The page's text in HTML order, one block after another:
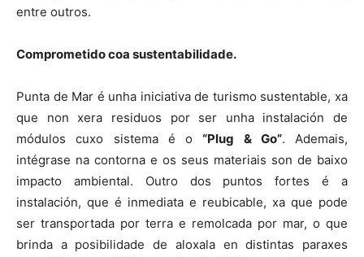
entre outros.
Comprometido coa sustentabilidade.
Punta de Mar é unha iniciativa de turismo sustentable, xa
que non xera residuos por ser unha instalación de
módulos cuxo sistema é o“Plug & Go”. Ademais,
intégrase na contorna e os seus materiais son de baixo
impacto ambiental. Outro dos puntos fortes é a
instalación, que é inmediata e reubicable, xa que pode
ser transportada por terra e remolcada por mar, o que
brinda a posibilidade de aloxala en distintas paraxes